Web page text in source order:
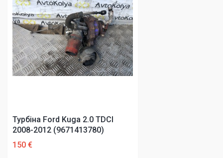
Турбіна Ford Kuga 2.0 TDCI
2008-2012 (9671413780)
150 €